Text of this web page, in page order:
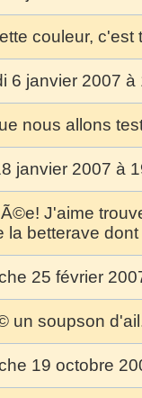
couleur,
6 janvier 2007
nous allons
janvier 2007 à
J'aime
la betterave
25 février
un soupson
19 octobre